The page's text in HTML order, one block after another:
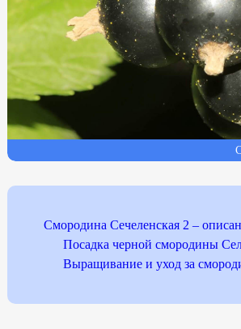
Смородина Сечеленская 2 –
Посадка черной смородины
Выращивание и уход за